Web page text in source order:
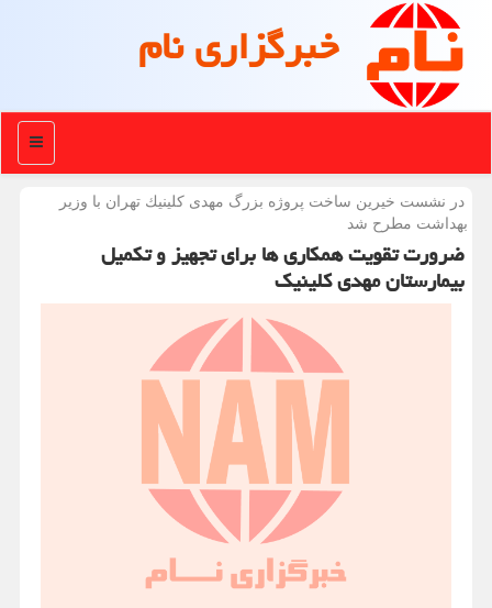
خبرگزاری نام
منو
در نشست خیرین ساخت پروژه بزرگ مهدی كلینیك تهران با وزیر
بهداشت مطرح شد
ضرورت تقویت همکاری ها برای تجهیز و تکمیل
بیمارستان مهدی کلینیک